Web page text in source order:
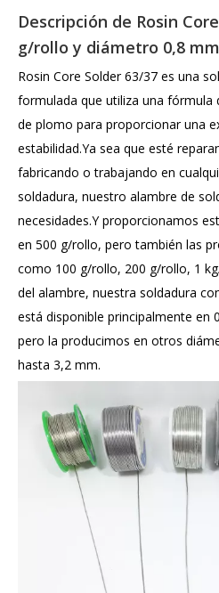
Descripción de Rosin
g/rollo y diámetro 0,8
Rosin Core Solder 63/37 es una
formulada que utiliza una fórmula
de plomo para proporcionar una
estabilidad.Ya sea que esté
fabricando o trabajando en
soldadura, nuestro alambre de
necesidades.Y proporcionamos
en 500 g/rollo, pero también las
como 100 g/rollo, 200 g/rollo, 1
del alambre, nuestra soldadura
está disponible principalmente en
pero la producimos en otros
hasta 3,2 mm.